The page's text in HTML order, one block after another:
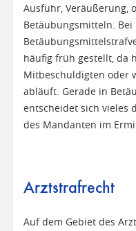
Ausfuhr, Veräußerung,
Betäubungsmitteln. Bei
häufig früh gestellt, da
Mitbeschuldigten oder
abläuft. Gerade in
entscheidet sich vieles
des Mandanten im
Arztstrafrecht
Auf dem Gebiet des